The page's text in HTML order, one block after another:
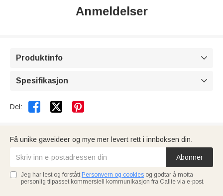
Anmeldelser
Produktinfo 
Spesifikasjon 
Del:  
Få unike gaveideer og mye mer levert rett i innboksen din.
Abonner
Jeg har lest og forstått Personvern og cookies og godtar å motta
personlig tilpasset kommersiell kommunikasjon fra Callie via e-post.